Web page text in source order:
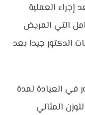
إجراء العملية
التي المريض
الدكتور جيدا بعد
في العيادة لمدة
المثالي